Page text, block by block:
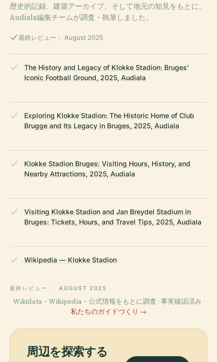
歴史的記録、建築アーカイブ、そして地元の知見をもとに、
Audiala編集チームが調査・執筆しました。
最終レビュー： August 2025
The History and Legacy of Klokke Stadion: Bruges’
Iconic Football Ground, 2025, Audiala
Exploring Klokke Stadion: The Historic Home of Club
Brugge and Its Legacy in Bruges, 2025, Audiala
Klokke Stadion Bruges: Visiting Hours, History, and
Nearby Attractions, 2025, Audiala
Visiting Klokke Stadion and Jan Breydel Stadium in
Bruges: Tickets, Hours, and Travel Tips, 2025, Audiala
Wikipedia — Klokke Stadion
最終レビュー： AUGUST 2025
Wikidata・Wikipedia・公式情報をもとに調査 · 事実確認済み ·
私たちのガイドづくり →
周辺を探索する